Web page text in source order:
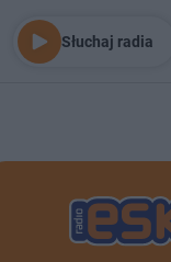
Słuchaj radia